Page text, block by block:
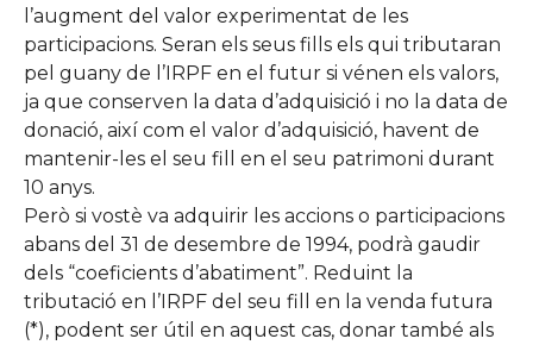
l’augment del valor experimentat de les
participacions. Seran els seus fills els qui tributaran
pel guany de l’IRPF en el futur si vénen els valors,
ja que conserven la data d’adquisició i no la data de
donació, així com el valor d’adquisició, havent de
mantenir-les el seu fill en el seu patrimoni durant
10 anys.
Però si vostè va adquirir les accions o participacions
abans del 31 de desembre de 1994, podrà gaudir
dels “coeficients d’abatiment”. Reduint la
tributació en l’IRPF del seu fill en la venda futura
(*), podent ser útil en aquest cas, donar també als